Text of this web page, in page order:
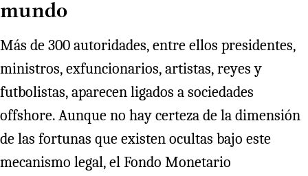
mundo
Más de 300 autoridades, entre ellos presidentes,
ministros, exfuncionarios, artistas, reyes y
futbolistas, aparecen ligados a sociedades
offshore. Aunque no hay certeza de la dimensión
de las fortunas que existen ocultas bajo este
mecanismo legal, el Fondo Monetario